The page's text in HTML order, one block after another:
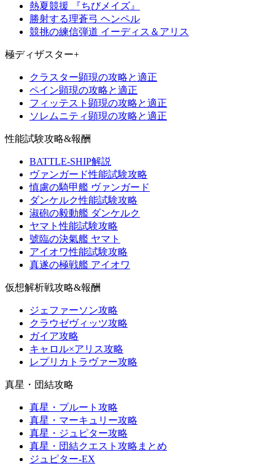
熱夏競援 『ちびメイズ』
勝射する理蒼弓 ヘンペル
競挑の練信弾道 イーディス＆アリス
極ディザスター+
クラスター顕現の攻略と適正
ペイン顕現の攻略と適正
フィッテスト顕現の攻略と適正
ソレムニティ顕現の攻略と適正
性能試験攻略&報酬
BATTLE-SHIP解説
ヴァンガード性能試験攻略
慎慮の騎甲艦 ヴァンガード
ダンケルク性能試験攻略
淑砲の毅動艦 ダンケルク
ヤマト性能試験攻略
號臨の決氣艦 ヤマト
アイオワ性能試験攻略
真遂の極戦艦 アイオワ
仮想解析戦攻略&報酬
ジェファーソン攻略
クラウゼヴィッツ攻略
ガイア攻略
キャロル×アリス攻略
レプリカトラヴァー攻略
真星・団結攻略
真星・プルート攻略
真星・マーキュリー攻略
真星・ジュピター攻略
真星・団結クエスト攻略まとめ
ジュピター-EX